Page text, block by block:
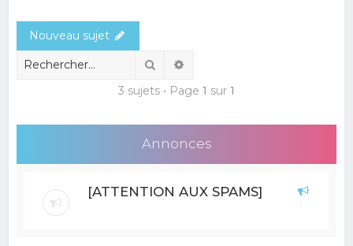
r
Nouveau sujet
Rechercher
3 sujets • Page 1 sur 1
Annonces
[ATTENTION AUX SPAMS]